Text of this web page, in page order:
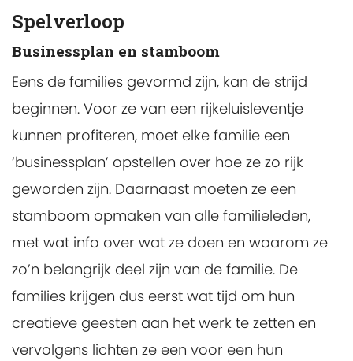
Spelverloop
Businessplan en stamboom
Eens de families gevormd zijn, kan de strijd
beginnen. Voor ze van een rijkeluisleventje
kunnen profiteren, moet elke familie een
‘businessplan’ opstellen over hoe ze zo rijk
geworden zijn. Daarnaast moeten ze een
stamboom opmaken van alle familieleden,
met wat info over wat ze doen en waarom ze
zo’n belangrijk deel zijn van de familie. De
families krijgen dus eerst wat tijd om hun
creatieve geesten aan het werk te zetten en
vervolgens lichten ze een voor een hun